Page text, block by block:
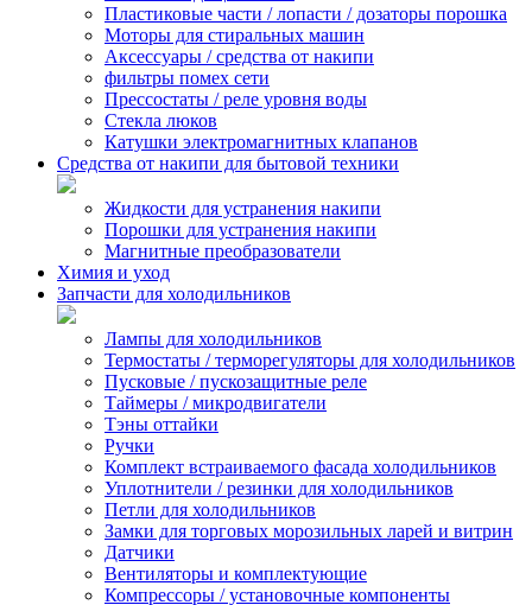
Пластиковые части / лопасти / дозаторы порошка
Моторы для стиральных машин
Аксессуары / средства от накипи
фильтры помех сети
Прессостаты / реле уровня воды
Стекла люков
Катушки электромагнитных клапанов
Средства от накипи для бытовой техники
Жидкости для устранения накипи
Порошки для устранения накипи
Магнитные преобразователи
Химия и уход
Запчасти для холодильников
Лампы для холодильников
Термостаты / терморегуляторы для холодильников
Пусковые / пускозащитные реле
Таймеры / микродвигатели
Тэны оттайки
Ручки
Комплект встраиваемого фасада холодильников
Уплотнители / резинки для холодильников
Петли для холодильников
Замки для торговых морозильных ларей и витрин
Датчики
Вентиляторы и комплектующие
Компрессоры / установочные компоненты